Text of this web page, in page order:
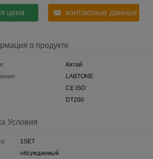
цена контактные данные
о продукте
Китай
LABTONE
CE ISO
DT200
Условия
1SET
обсуждаемый